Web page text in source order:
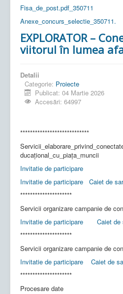
Fisa_de_post.pdf_350711
Anexe_concurs_selectie_350711.
EXPLORATOR –
viitorul în lumea
Detalii
Categorie: Proiecte
Publicat: 04 Martie 2026
Accesări: 64997
****************************
ducațional_cu_piața_muncii
Invitatie de participare
Invitatie de participare
Caiet de
*********************
Servicii organizare campanie de
Invitatie de participare
Caiet de
*********************
Servicii organizare campanie de
Invitatie de participare
Caiet de
*********************
Procesare date